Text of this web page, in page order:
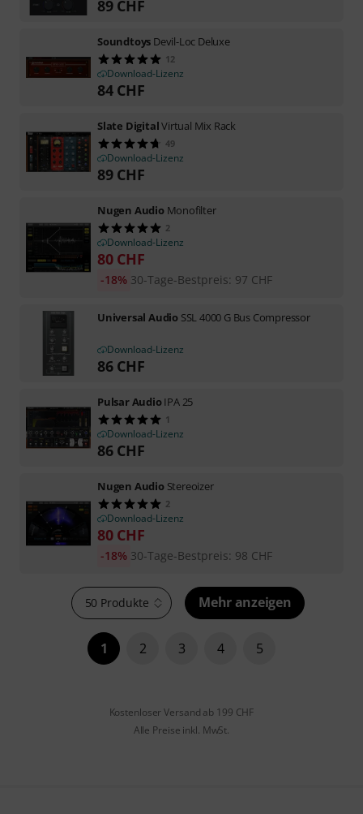
89 CHF
Soundtoys Devil-Loc Deluxe
12
Download-Lizenz
84 CHF
Slate DigitalVirtual Mix Rack
49
Download-Lizenz
89 CHF
Nugen Audio Monofilter
2
Download-Lizenz
80 CHF
30-Tage-Bestpreis: 97 CHF
-18%
Universal Audio SSL 4000 G Bus Compressor
Download-Lizenz
86 CHF
Pulsar AudioIPA 25
1
Download-Lizenz
86 CHF
Nugen Audio Stereoizer
2
Download-Lizenz
80 CHF
30-Tage-Bestpreis: 98 CHF
-18%
50 Produkte Mehr anzeigen
1 2 3 4 5
Kostenloser Versand ab 199 CHF
Alle Preise inkl. MwSt.